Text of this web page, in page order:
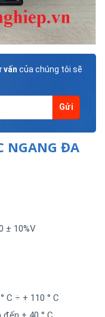
vấn của chúng tôi sẽ
NGANG ĐA
± 10%V
÷ + 110 ° C